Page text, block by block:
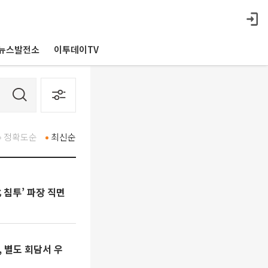
스발전소 이투데이TV
최신순
정확도순
투’ 파장 직면
도 회담서 우